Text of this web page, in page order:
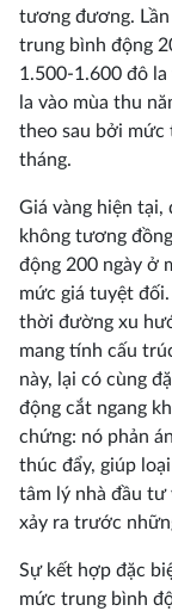
tương đương.
trung bình động
1.500-1.600 đô
la vào mùa thu
theo sau bởi mức
tháng.
Giá vàng hiện
không tương
động 200 ngày ở
mức giá tuyệt
thời đường xu
mang tính cấu
này, lại có cùng
động cắt ngang
chứng: nó phản
thúc đẩy, giúp
tâm lý nhà đầu tư
xảy ra trước
Sự kết hợp đặc
mức trung bình